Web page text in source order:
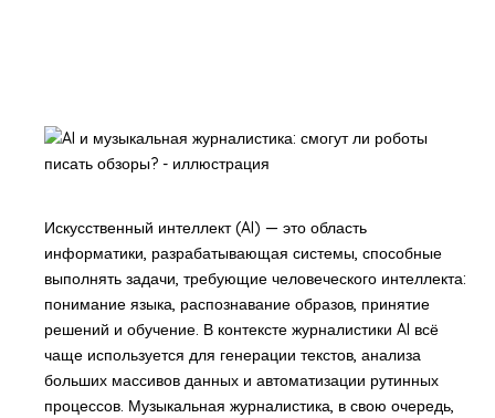
Искусственный интеллект (AI) — это область
информатики, разрабатывающая системы, способные
выполнять задачи, требующие человеческого интеллекта:
понимание языка, распознавание образов, принятие
решений и обучение. В контексте журналистики AI всё
чаще используется для генерации текстов, анализа
больших массивов данных и автоматизации рутинных
процессов. Музыкальная журналистика, в свою очередь,